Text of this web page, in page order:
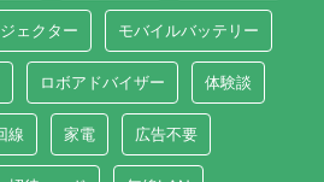
ェクター モバイルバッテリー
ロボアドバイザー 体験談
線 家電 広告不要